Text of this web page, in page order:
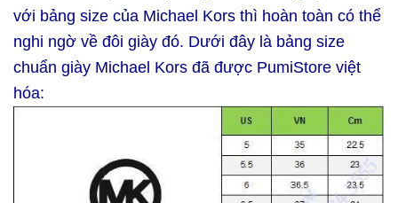
với bảng size của Michael Kors thì hoàn toàn có thể
nghi ngờ về đôi giày đó. Dưới đây là bảng size
chuẩn giày Michael Kors đã được PumiStore việt
hóa: